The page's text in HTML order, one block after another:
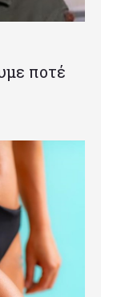
ποτέ